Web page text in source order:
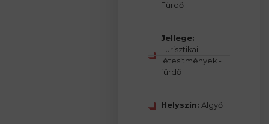
Fürdő
Jellege:
Turisztikai
létesítmények -
fürdő
Helyszín: Algyő